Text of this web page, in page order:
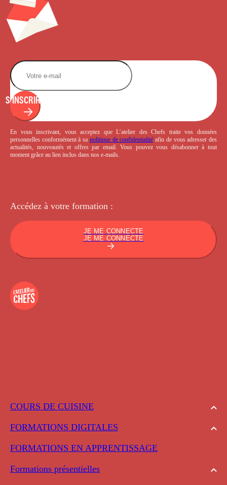
COURS DE CUISINE
FORMATIONS DIGITALES
FORMATIONS EN APPRENTISSAGE
Formations présentielles
S'INSCRIRE
En vous inscrivant, vous acceptez que L’atelier des Chefs traite vos données
personnelles conformément à sa politique de confidentialité afin de vous adresser des
actualités, nouveautés et offres par email. Vous pouvez vous désabonner à tout
moment grâce au lien inclus dans nos e-mails.
Accédez à votre formation :
JE ME CONNECTE
JE ME CONNECTE